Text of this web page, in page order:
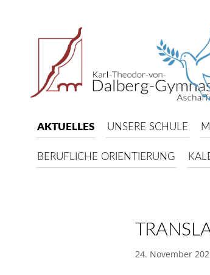
AKTUELLES UNSERE SCHULE
BERUFLICHE ORIENTIERUNG
24. November